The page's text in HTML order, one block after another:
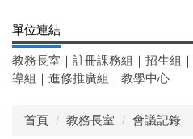
單位連結
教務長室 ｜ 註冊課務組 ｜ 招生組 ｜
導組 ｜ 進修推廣組 ｜ 教學中心
首頁 教務長室 會議記錄